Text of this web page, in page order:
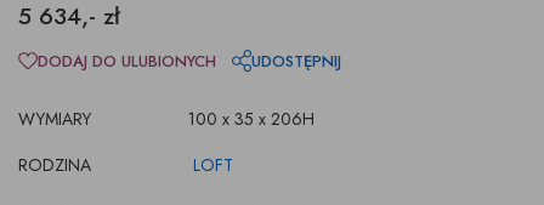
5 634,- zł
WYMIARY
100 x 35 x 206H
RODZINA
LOFT
DODAJ DO ULUBIONYCH UDOSTĘPNIJ